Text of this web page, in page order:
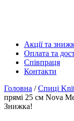
Акції та
Оплата та
Співпраця
Контакти
Головна /Спиці
прямі 25 см Nova
Знижка!